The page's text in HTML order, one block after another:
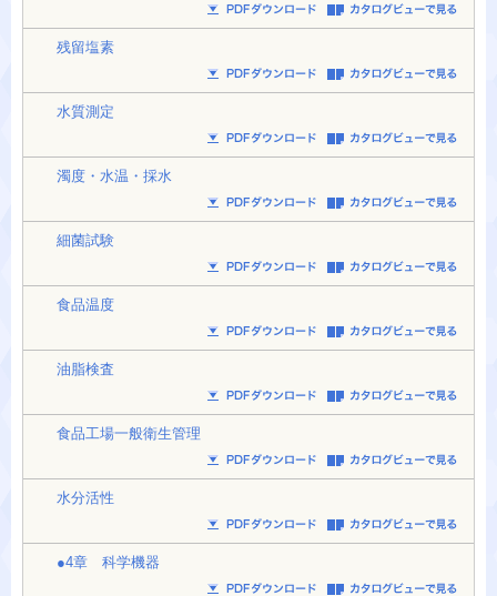
残留塩素
水質測定
濁度・水温・採水
細菌試験
食品温度
油脂検査
食品工場一般衛生管理
水分活性
●4章 科学機器